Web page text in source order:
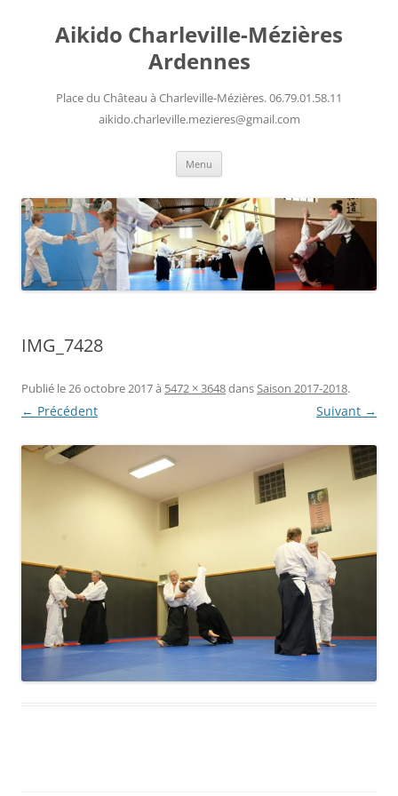
contenuAikido Charleville-Mézières
Ardennes
Place du Château à Charleville-Mézières. 06.79.01.58.11
aikido.charleville.mezieres@gmail.com
Menu
IMG_7428
Publié le26 octobre 2017à 5472 × 3648dansSaison 2017-2018.
← Précédent Suivant →